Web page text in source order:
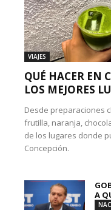
VIAJES
QUÉ HACER EN
LOS MEJORES
Desde preparaciones
frutilla, naranja,
de los lugares donde
Concepción.
A